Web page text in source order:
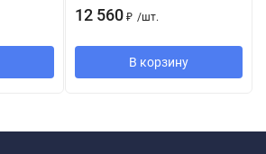
12 560 ₽ /шт.
В корзину